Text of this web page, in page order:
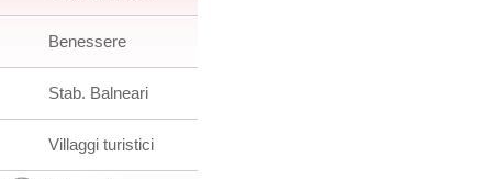
Benessere
Stab. Balneari
Villaggi turistici